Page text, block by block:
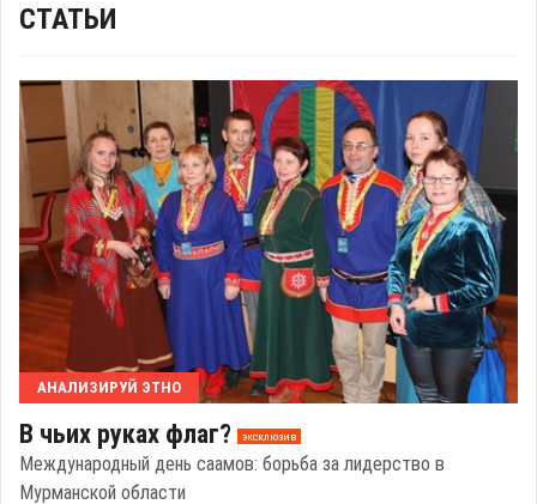
СТАТЬИ
АНАЛИЗИРУЙ ЭТНО
В чьих руках флаг? эксклюзив
Международный день саамов: борьба за лидерство в
Мурманской области